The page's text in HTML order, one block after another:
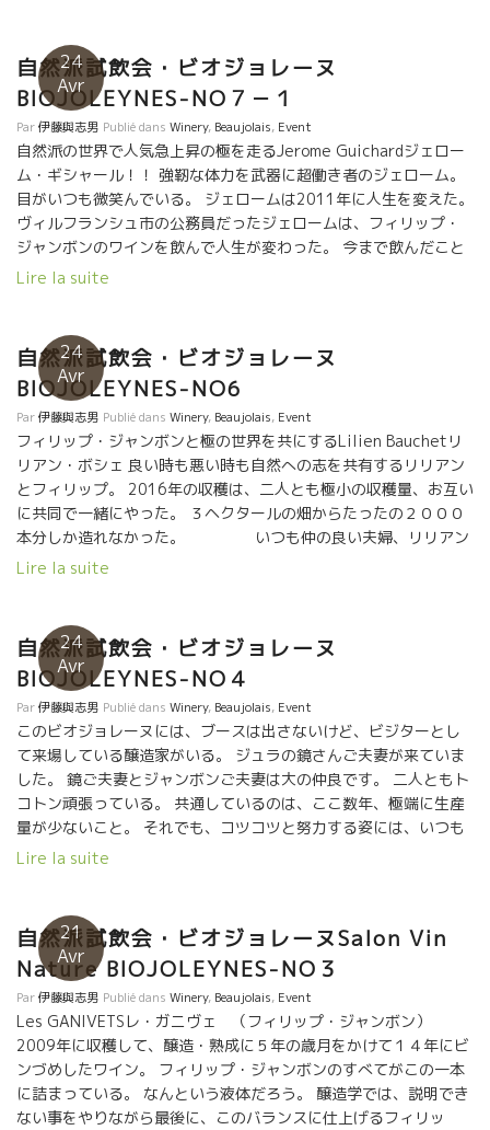
エリアン・ダロス、ジャンピエール・ロビノ、セ
ナ / エルヴェ・スオ、セバスチャン・リフォも カト
リーヌ・ブルトン、エドワード・ラフィットも あのダー
ル・エ・リボのルネ・ジャンも ヴィエイユ・ジ
ュリアンヌのジャンポール・ドーマン ドミニック・ドラン
も そして、私もお世話
になりました 藤田社長、松井さん、本当にお世
話になりました。有難うございました。
レンジを次々とやりきっている。 ★Perrieres “Les Vielles”ペリ
エール・レ・ヴィエイユ★ あのギー・ブランシャルから引継いだ
国宝級の９０歳のシャルドネを活かす思い切った造りにチャレン
ジ。 葡萄房のすべてを液体に転写したかった。 素晴らしい素
材の茎から葡萄皮から、果肉、すべてを捨てることなく、液体に
移したかった。 ★なんと収穫したシャルドネを一週間もかけてプ
レス機で絞る挑戦。★ 変則のマセラッションである。当然、発酵
前にある程度の酸化状態になる。 素材のシャルドネのジュースの
ポテンシャルが強いので、その酸化に耐えられる力を持ってい
る。 結果的にオレンジワインになる。 でも、そんじょそこらのオ
い。 トビッキリ美味しく、バランスが良い。 これが、今世界中の
自然派バイヤーの目に留まってしまって、引っ張りダコの人気に
なっている。 このラベルを見たら買いですよ。 ★Jus de
Chaussette ジュ・ド・ショセット★ ガメ品種の良さが強調され
たスタイル。爽やかでグイグイ飲めてしまう。美味しいよ！ ジェ
ローム・ギシャールのワインはすべてゼロ・ゼロです。 自生酵母
のみで発酵、一切の添加なしのゼロ。 ジェロームを支える最大の
理解者の奥さんも参加。
24
Avr
自然派試飲会・ビオジョレーヌ
BIOJOLEYNES-NO７－１
Par伊藤與志男 Publié dans Winery, Beaujolais, Event
自然派の世界で人気急上昇の極を走るJerome Guichardジェロー
ム・ギシャール！！ 強靭な体力を武器に超働き者のジェローム。
目がいつも微笑んでいる。 ジェロームは2011年に人生を変えた。
ヴィルフランシュ市の公務員だったジェロームは、フィリップ・
ジャンボンのワインを飲んで人生が変わった。 今まで飲んだこと
がないワインに感動した。エモーションが詰まっていた。心深い
に、ジャンボンの栽培の先生でもあり、フランスの超職人の栽培
家だったGuy Blanchardギー・ブランシャールが仲間内に引退を
表明した。 ジェロームはその畑に行って、Guyギーさんが半生を
かけて世話をした90歳の葡萄木と向き合った時に決意した。 この
国宝級の畑と葡萄木は、このままではダメになってしまう。 これ
は自分が引き継ぐしかないだろう。 その3.8ｈの畑を引き継いだ。
栽培のプロ中のプロが盆栽手入れのように世話してこの畑は完璧
だった。 ワイン造りは、勿論、はフィリップ・ジャンボンで習っ
たこと、仕込みをやるだけだった。
Lire la suite
24
Avr
自然派試飲会・ビオジョレーヌ
BIOJOLEYNES-NO6
Par伊藤與志男 Publié dans Winery, Beaujolais, Event
フィリップ・ジャンボンと極の世界を共にするLilien Bauchetリ
リアン・ボシェ 良い時も悪い時も自然への志を共有するリリアン
とフィリップ。 2016年の収穫は、二人とも極小の収穫量、お互い
に共同で一緒にやった。 ３ヘクタールの畑からたったの２０００
本分しか造れなかった。 いつも仲の良い夫婦、リリアン
とソフィアの二人。 ２０１６年は極小の生産量は、３ヘ
13,14,15,16年産をすべてブレンドしてワインを造った。 量が少
なかっただけに、ホントに美味しい。 L’Herbefolleレルヴ・フォ
ル、僅かな量だけど、日本にも入りました。 エモーションが伝わ
ってくるワインですよ！ 見つけたら、絶対に買いですよ！
Lire la suite
24
Avr
自然派試飲会・ビオジョレーヌ
BIOJOLEYNES-NO４
Par伊藤與志男 Publié dans Winery, Beaujolais, Event
このビオジョレーヌには、ブースは出さないけど、ビジターとし
て来場している醸造家がいる。 ジュラの鏡さんご夫妻が来ていま
した。 鏡ご夫妻とジャンボンご夫妻は大の仲良です。 二人ともト
コトン頑張っている。 共通しているのは、ここ数年、極端に生産
量が少ないこと。 それでも、コツコツと努力する姿には、いつも
感動しています。 . 頑張って欲しいと思っています。 心から応援
奥さんカトリーヌさんです。 大切な人です。
Lire la suite
21
Avr
自然派試飲会・ビオジョレーヌSalon Vin
Nature BIOJOLEYNES-NO３
Par伊藤與志男 Publié dans Winery, Beaujolais, Event
Les GANIVETSレ・ガニヴェ （フィリップ・ジャンボン）
2009年に収穫して、醸造・熟成に５年の歳月をかけて１４年にビ
ンづめしたワイン。 フィリップ・ジャンボンのすべてがこの一本
に詰まっている。 なんという液体だろう。 醸造学では、説明でき
ない事をやりながら最後に、このバランスに仕上げるフィリッ